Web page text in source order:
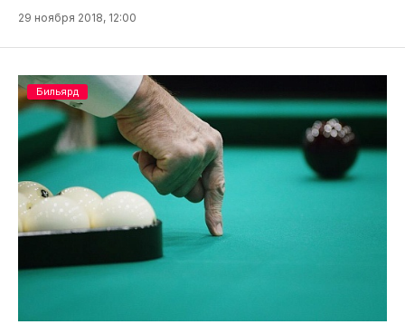
29 ноября 2018, 12:00
Бильярд